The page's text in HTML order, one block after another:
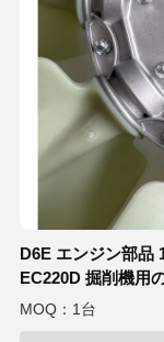
D6E エンジン部品
EC220D 掘削機用
MOQ：1台